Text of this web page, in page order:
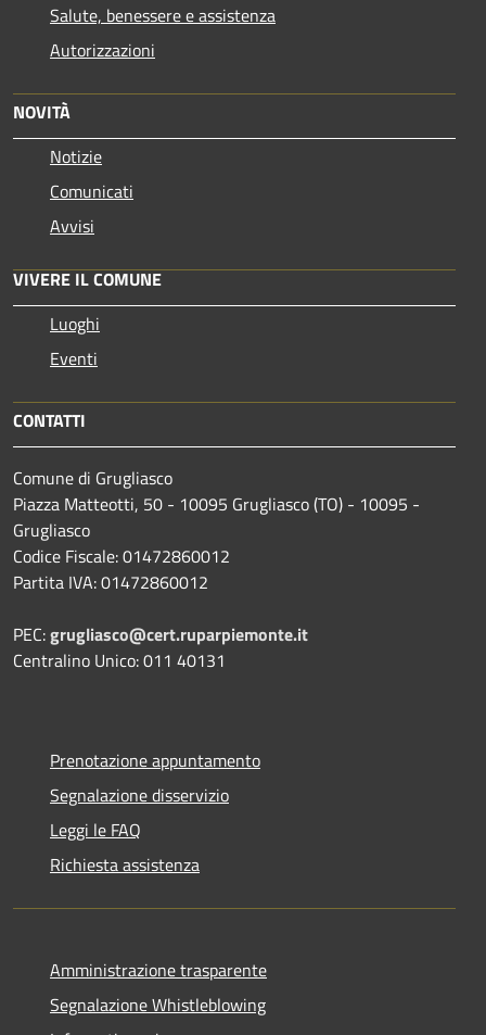
Salute, benessere e assistenza
Autorizzazioni
NOVITÀ
Notizie
Comunicati
Avvisi
VIVERE IL COMUNE
Luoghi
Eventi
CONTATTI
Comune di Grugliasco
Piazza Matteotti, 50 - 10095 Grugliasco (TO) - 10095 -
Grugliasco
Codice Fiscale: 01472860012
Partita IVA: 01472860012
PEC:grugliasco@cert.ruparpiemonte.it
Centralino Unico: 011 40131
Prenotazione appuntamento
Segnalazione disservizio
Leggi le FAQ
Richiesta assistenza
Amministrazione trasparente
Segnalazione Whistleblowing